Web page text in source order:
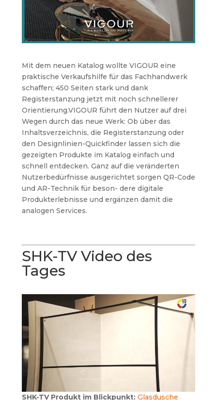
Mit dem neuen Katalog wollte VIGOUR eine
praktische Verkaufshilfe für das Fachhandwerk
schaffen; 450 Seiten stark und dank
Registerstanzung jetzt mit noch schnellerer
Orientierung.VIGOUR führt den Nutzer auf drei
Wegen durch das neue Werk: Ob über das
Inhaltsverzeichnis, die Registerstanzung oder
den Designlinien-Quickfinder lassen sich die
gezeigten Produkte im Katalog einfach und
schnell entdecken. Ganz auf die veränderten
Nutzerbedürfnisse ausgerichtet sorgen QR-Code
und AR-Technik für beson- dere digitale
Produkterlebnisse und ergänzen damit die
analogen Services.
SHK-TV Video des
Tages
SHK-TV Produkt im Blickpunkt: Glasdusche